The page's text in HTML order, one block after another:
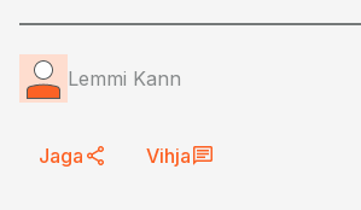
Lemmi Kann
Jaga Vihja